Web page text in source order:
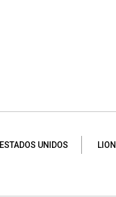
ESTADOS UNIDOS